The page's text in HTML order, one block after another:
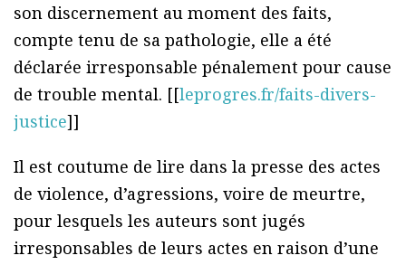
son discernement au moment des faits,
compte tenu de sa pathologie, elle a été
déclarée irresponsable pénalement pour cause
de trouble mental. [[leprogres.fr/faits-divers-
justice]]
Il est coutume de lire dans la presse des actes
de violence, d’agressions, voire de meurtre,
pour lesquels les auteurs sont jugés
irresponsables de leurs actes en raison d’une